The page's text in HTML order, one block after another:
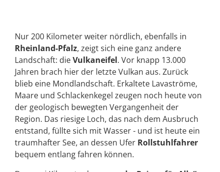
Nur 200 Kilometer weiter nördlich, ebenfalls in
Rheinland-Pfalz, zeigt sich eine ganz andere
Landschaft: dieVulkaneifel. Vor knapp 13.000
Jahren brach hier der letzte Vulkan aus. Zurück
blieb eine Mondlandschaft. Erkaltete Lavaströme,
Maare und Schlackenkegel zeugen noch heute von
der geologisch bewegten Vergangenheit der
Region. Das riesige Loch, das nach dem Ausbruch
entstand, füllte sich mit Wasser - und ist heute ein
traumhafter See, an dessen Ufer Rollstuhlfahrer
bequem entlang fahren können.